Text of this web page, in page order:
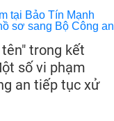
trong kết
số vi phạm
an tiếp tục xử